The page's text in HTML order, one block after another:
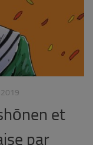
2019
et
par